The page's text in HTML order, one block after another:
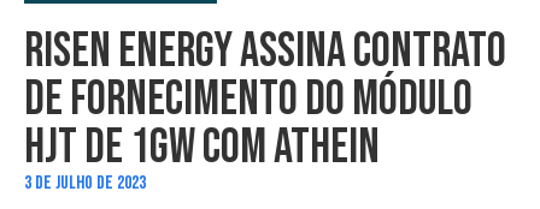
RISEN ENERGY ASSINA CONTRATO
DE FORNECIMENTO DO MÓDULO
HJT DE 1GW COM ATHEIN
3 DE JULHO DE 2023